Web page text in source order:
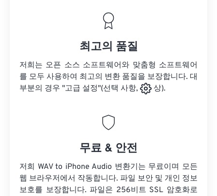
최고의 품질
저희는 오픈 소스 소프트웨어와 맞춤형 소프트웨어
를 모두 사용하여 최고의 변환 품질을 보장합니다. 대
부분의 경우 "고급 설정"(선택 사항,
상).
무료 & 안전
저희 WAV to iPhone Audio 변환기는 무료이며 모든
웹 브라우저에서 작동합니다. 파일 보안 및 개인 정보
보호를 보장합니다. 파일은 256비트 SSL 암호화로